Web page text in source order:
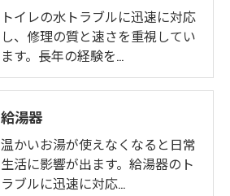
トイレの水トラブルに迅速に対応
し、修理の質と速さを重視してい
ます。長年の経験を…
給湯器
温かいお湯が使えなくなると日常
生活に影響が出ます。給湯器のト
ラブルに迅速に対応…